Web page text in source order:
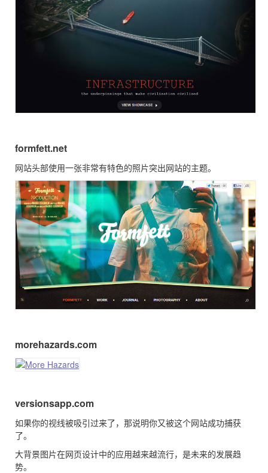
formfett.net
网站头部使用一张非常有特色的照片突出网站的主题。
morehazards.com
versionsapp.com
如果你的视线被吸引过来了，那说明你又被这个网站成功捕获
了。
大背景图片在网页设计中的应用越来越流行，是未来的发展趋
势。